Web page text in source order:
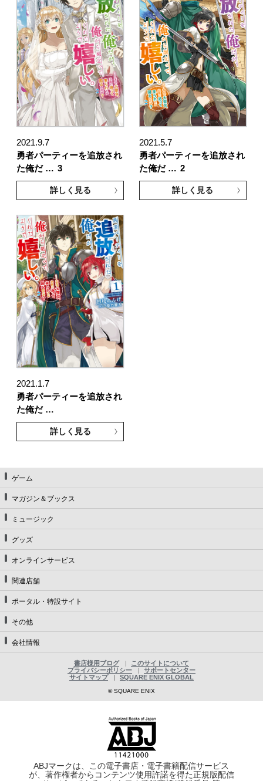
2021.9.7
勇者パーティーを追放され
た俺だ … 3
詳しく見る
2021.5.7
勇者パーティーを追放され
た俺だ … 2
詳しく見る
2021.1.7
勇者パーティーを追放され
た俺だ …
詳しく見る
ゲーム
マガジン＆ブックス
ミュージック
グッズ
オンラインサービス
関連店舗
ポータル・特設サイト
その他
会社情報
書店様用ブログ
このサイトについて
プライバシーポリシー
サポートセンター
サイトマップ
SQUARE ENIX GLOBAL
© SQUARE ENIX
ABJマークは、この電子書店・電子書籍配信サービス
が、著作権者からコンテンツ使用許諾を得た正規版配信